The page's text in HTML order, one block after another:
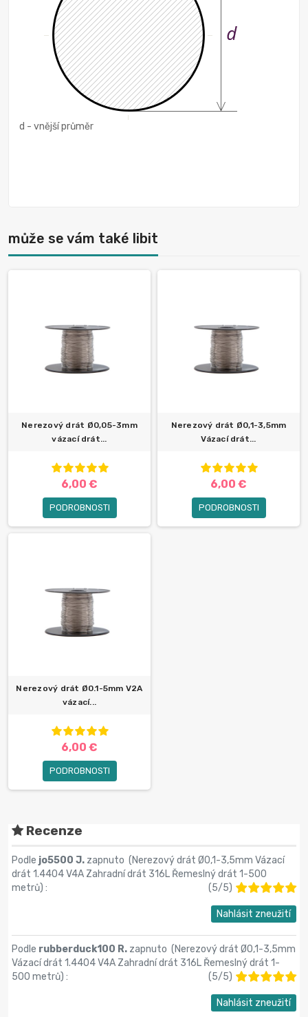
d - vnější průměr
může se vám také libit
Nerezový drát Ø0,05-3mm
vázací drát...
6,00 €
PODROBNOSTI
Nerezový drát Ø0,1-3,5mm
Vázací drát...
6,00 €
PODROBNOSTI
Nerezový drát Ø0.1-5mm V2A
vázací...
6,00 €
PODROBNOSTI
Recenze
Podle jo5500 J. zapnuto (Nerezový drát Ø0,1-3,5mm Vázací
drát 1.4404 V4A Zahradní drát 316L Řemeslný drát 1-500
metrů) : (5/5)
Nahlásit zneužití
Podle rubberduck100 R. zapnuto (Nerezový drát Ø0,1-3,5mm
Vázací drát 1.4404 V4A Zahradní drát 316L Řemeslný drát 1-
500 metrů) : (5/5)
Nahlásit zneužití